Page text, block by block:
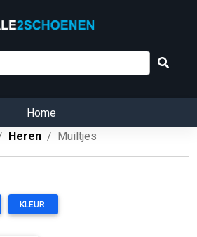
Home
Heren Muiltjes
KLEUR: